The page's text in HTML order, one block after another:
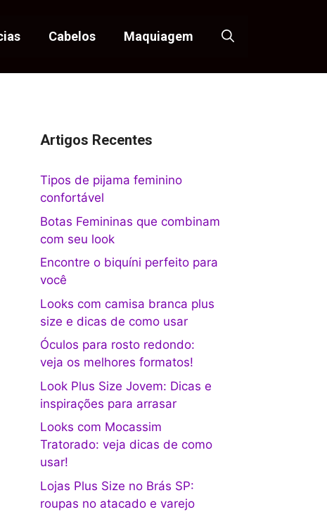
Cabelos Maquiagem
Artigos Recentes
Tipos de pijama feminino
confortável
Botas Femininas que combinam
com seu look
Encontre o biquíni perfeito para
você
Looks com camisa branca plus
size e dicas de como usar
Óculos para rosto redondo:
veja os melhores formatos!
Look Plus Size Jovem: Dicas e
inspirações para arrasar
Looks com Mocassim
Tratorado: veja dicas de como
usar!
Lojas Plus Size no Brás SP:
roupas no atacado e varejo